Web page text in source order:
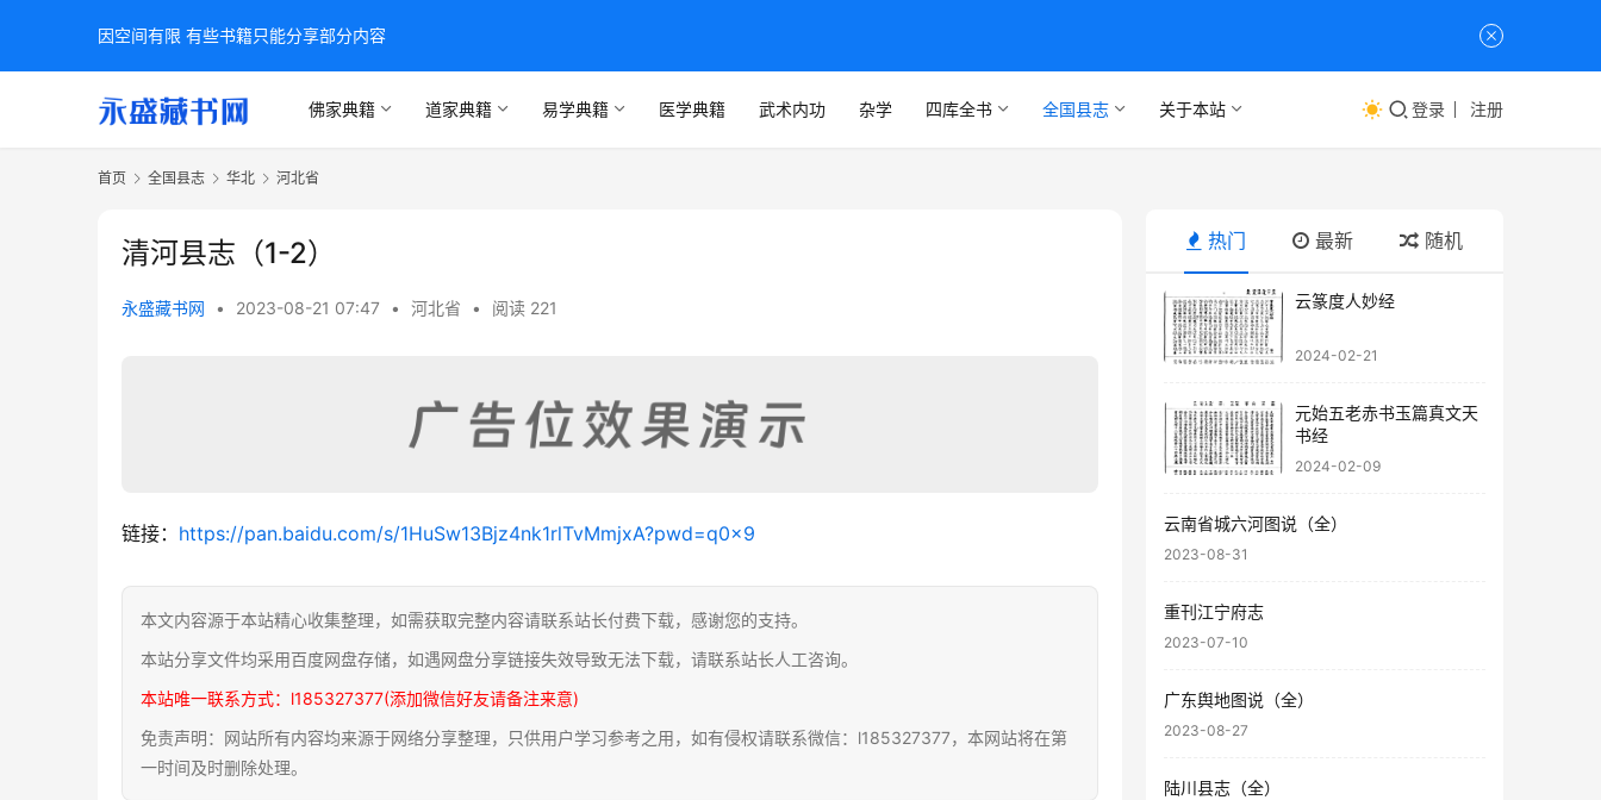
佛家典籍 道家典籍 易学典籍 医学典籍 武术内功 杂学 四库全书 全国县志 关于本站 登录 注册
首页 全国县志 华北 河北省
清河县志（1-2）
永盛藏书网 • 2023-08-21 07:47 • 河北省 • 阅读 221
链接： https://pan.baidu.com/s/1HuSw13Bjz4nk1rlTvMmjxA?pwd=q0x9
本文内容源于本站精心收集整理，如需获取完整内容请联系站长付费下载，感谢您的支持。
本站分享文件均采用百度网盘存储，如遇网盘分享链接失效导致无法下载，请联系站长人工咨询。
本站唯一联系方式：l185327377(添加微信好友请备注来意)
免责声明：网站所有内容均来源于网络分享整理，只供用户学习参考之用，如有侵权请联系微信：l185327377，本网站将在第
一时间及时删除处理。
热门 最新 随机
云篆度人妙经
2024-02-21
元始五老赤书玉篇真文天
书经
2024-02-09
云南省城六河图说（全）
2023-08-31
重刊江宁府志
2023-07-10
广东舆地图说（全）
2023-08-27
陆川县志（全）
因空间有限 有些书籍只能分享部分内容